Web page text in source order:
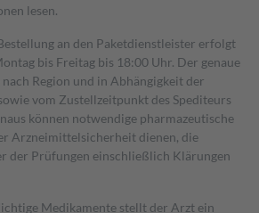
lesen.
an den Paketdienstleister erfolgt
bis Freitag bis 18:00 Uhr. Der genaue
Region und in Abhängigkeit der
vom Zustellzeitpunkt des Spediteurs
können notwendige pharmazeutische
Arzneimittelsicherheit dienen, die
der Prüfungen einschließlich Klärungen
Medikamente stellt der Arzt ein